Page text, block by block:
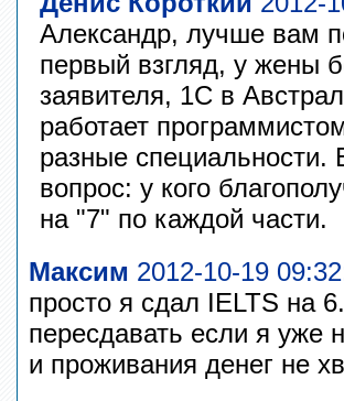
Александр, лучше вам
первый взгляд, у жены
заявителя, 1С в
работает
разные
вопрос: у кого
на "7" по каждой части.
Максим 2012-10-19
просто я сдал IELTS на
пересдавать если я уже
и проживания денег не